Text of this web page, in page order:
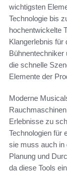
wichtigsten
Technologie bis
hochentwickelte
Klangerlebnis für
Bühnentechniker
die schnelle
Elemente der
Moderne
Erlebnisse zu
Technologien für
sie muss auch in
Planung und
da diese Tools